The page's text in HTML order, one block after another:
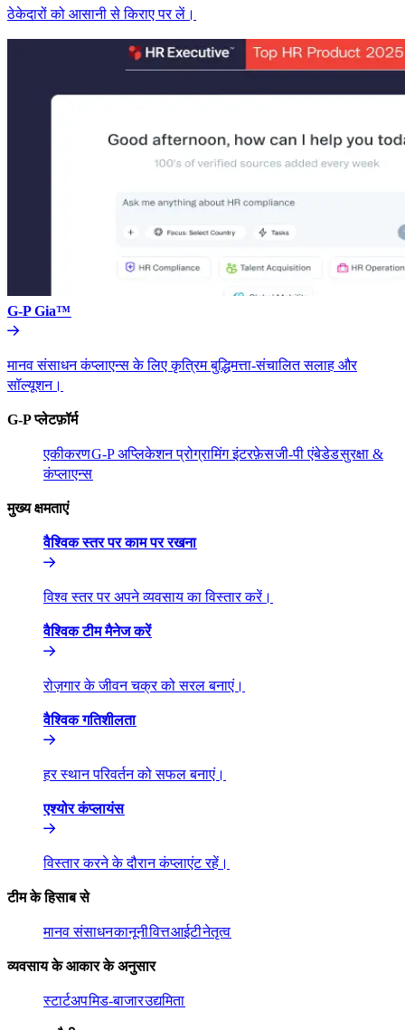
ठेकेदारों को आसानी से किराए पर लें।​​
G-P Gia™​​
मानव संसाधन कंप्लाएन्स के लिए कृत्रिम बुद्धिमत्ता-संचालित सलाह और
सॉल्यूशन।​​
G-P प्लेटफ़ॉर्म​​
एकीकरण​​G-P अप्लिकेशन प्रोग्रामिंग इंटरफ़ेस​​जी-पी एंबेडेड​​सुरक्षा &
कंप्लाएन्स​​
मुख्य क्षमताएं​​
वैश्विक स्तर पर काम पर रखना​​
विश्व स्तर पर अपने व्यवसाय का विस्तार करें।​​
वैश्विक टीम मैनेज करें​​
रोज़गार के जीवन चक्र को सरल बनाएं।​​
वैश्विक गतिशीलता​​
हर स्थान परिवर्तन को सफल बनाएं।​​
एश्योर कंप्लायंस​​
विस्तार करने के दौरान कंप्लाएंट रहें।​​
टीम के हिसाब से​​
मानव संसाधन​​कानूनी​​वित्त​​आईटी​​नेतृत्व​​
व्यवसाय के आकार के अनुसार​​
स्टार्टअप​​मिड-बाजार​​उद्यमिता​​